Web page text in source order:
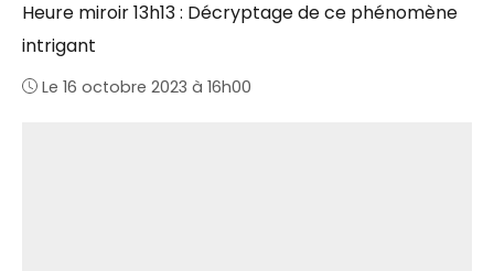
Heure miroir 13h13 : Décryptage de ce phénomène
intrigant
Le 16 octobre 2023 à 16h00